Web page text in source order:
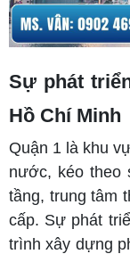
Sự phát
Hồ Chí Minh
Quận 1 là khu
nước, kéo theo
tầng, trung tâm
cấp. Sự phát
trình xây dựng